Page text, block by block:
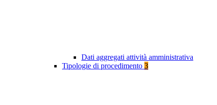
Dati aggregati attività amministrativa
Tipologie di procedimento 3